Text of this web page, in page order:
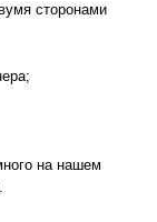
сторонами
на нашем